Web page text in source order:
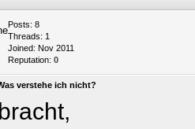
Posts: 8
Threads: 1
Joined: Nov 2011
Reputation: 0
verstehe ich nicht?